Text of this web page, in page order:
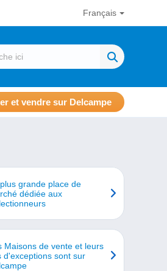
Français
et vendre sur Delcampe
grande place de
dédiée aux
Maisons de vente et leurs
d'exceptions sont sur